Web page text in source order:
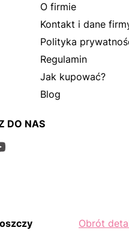
O firmie
Kontakt i dane
Polityka
Regulamin
Jak kupować?
Blog
DO NAS
Obrót